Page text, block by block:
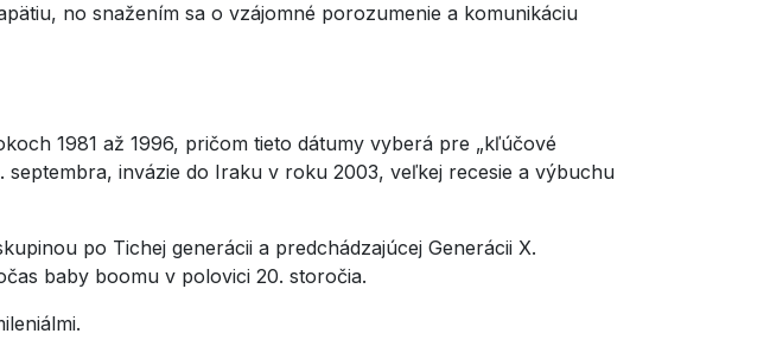
no snažením sa o vzájomné porozumenie a komunikáciu
1981 až 1996, pričom tieto dátumy vyberá pre „kľúčové
invázie do Iraku v roku 2003, veľkej recesie a výbuchu
po Tichej generácii a predchádzajúcej Generácii X.
baby boomu v polovici 20. storočia.